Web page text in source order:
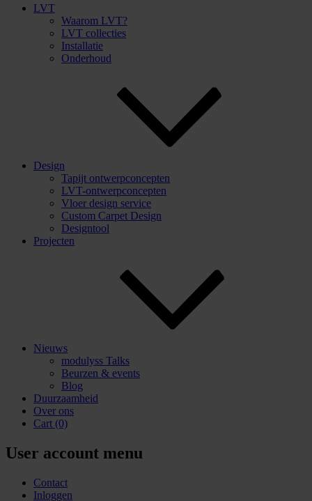
LVT
Waarom LVT?
LVT collecties
Installatie
Onderhoud
Design
Tapijt ontwerpconcepten
LVT-ontwerpconcepten
Vloer design service
Custom Carpet Design
Designtool
Projecten
Nieuws
modulyss Talks
Beurzen & events
Blog
Duurzaamheid
Over ons
Cart (0)
User account menu
Contact
Inloggen